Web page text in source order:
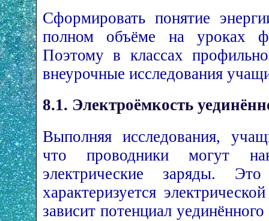
Сформировать понятие
полном объёме на уроках
Поэтому в классах
внеурочные исследования
8.1. Электроёмкость
Выполняя исследования,
что проводники могут
электрические заряды.
характеризуется
зависит потенциал